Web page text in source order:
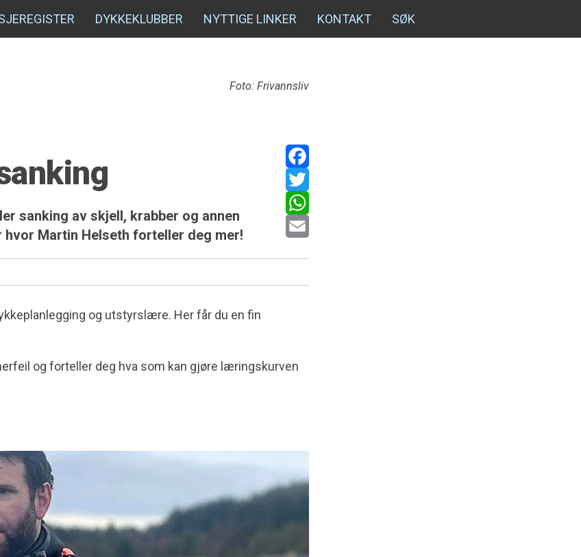
DYKKEKLUBBER NYTTIGE LINKER KONTAKT SØK
Foto: Frivannsliv
Facebook
Twitter
WhatsApp
sanking av skjell, krabber og annen
Martin Helseth forteller deg mer!
og utstyrs­lære. Her får du en fin
og forteller deg hva som kan gjøre læringskurven